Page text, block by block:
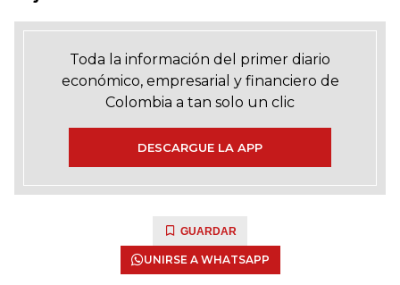
Toda la información del primer diario
económico, empresarial y financiero de
Colombia a tan solo un clic
DESCARGUE LA APP
GUARDAR
UNIRSE A WHATSAPP